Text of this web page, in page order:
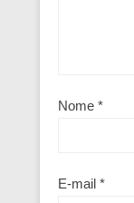
Nome *
E-mail *